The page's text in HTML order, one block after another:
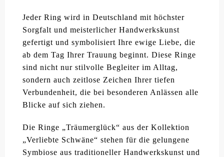
Jeder Ring wird in Deutschland mit höchster
Sorgfalt und meisterlicher Handwerkskunst
gefertigt und symbolisiert Ihre ewige Liebe, die
ab dem Tag Ihrer Trauung beginnt. Diese Ringe
sind nicht nur stilvolle Begleiter im Alltag,
sondern auch zeitlose Zeichen Ihrer tiefen
Verbundenheit, die bei besonderen Anlässen alle
Blicke auf sich ziehen.
Die Ringe „Träumerglück“ aus der Kollektion
„Verliebte Schwäne“ stehen für die gelungene
Symbiose aus traditioneller Handwerkskunst und